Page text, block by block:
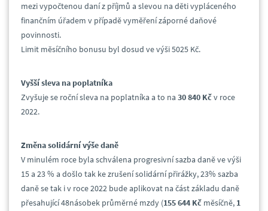
mezi vypočtenou daní z příjmů a slevou na děti vypláceného
finančním úřadem v případě vyměření záporné daňové
povinnosti.
Limit měsíčního bonusu byl dosud ve výši 5025 Kč.
Vyšší sleva na poplatníka
Zvyšuje se roční sleva na poplatníka a to na 30 840 Kčv roce
2022.
Změna solidární výše daně
V minulém roce byla schválena progresivní sazba daně ve výši
15 a 23 % a došlo tak ke zrušení solidární přirážky, 23% sazba
daně se tak i v roce 2022 bude aplikovat na část základu daně
přesahující 48násobek průměrné mzdy (155 644 Kč měsíčně, 1